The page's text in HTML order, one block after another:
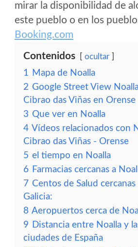
mirar la disponibilidad de
este pueblo o en los
Booking.com
Contenidos ocultar
1 Mapa de Noalla
2 Google Street View
Cibrao das Viñas en Orense
3 Que ver en Noalla
4 Vídeos relacionados con
Cibrao das Viñas - Orense
5 el tiempo en Noalla
6 Farmacias cercanas a
7 Centos de Salud cercanas
Galicia:
8 Aeropuertos cerca de
9 Distancia entre Noalla y
ciudades de España